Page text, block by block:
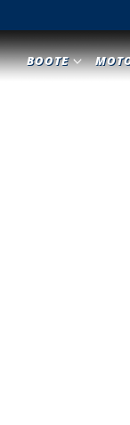
BOOTE